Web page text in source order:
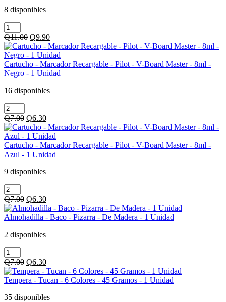
-
Board
Master
-
Negro
-
Punta
-
Unidad
cantidad
8 disponibles
Marcador
-
Pizarra
-
Recargable
-
Pilot
-
Board
Master
-
Azul
-
Punta
-
Unidad
cantidad
Q11.00 Original
price
was:
Q11.00.
Q9.90Current
price
is:
Q9.90.
Cartucho - Marcador Recargable - Pilot - V-Board Master - 8ml -
Negro - 1 Unidad
16 disponibles
Cartucho
-
Marcador
Recargable
-
Pilot
V-
Master
-
8ml
-
-
Unidad
cantidad
Q7.00 Original
price
was:
Q7.00.
Q6.30Current
price
is:
Q6.30.
Cartucho - Marcador Recargable - Pilot - V-Board Master - 8ml -
Azul - 1 Unidad
9 disponibles
Cartucho
-
Marcador
Recargable
Pilot
V-
Board
Master
-
-
Q7.00 Original
price
was:
Q6.30Current
price
is:
Almohadilla - Baco - Pizarra - De Madera - 1 Unidad
2 disponibles
Almohadilla
-
Baco
-
Pizarra
-
Q7.00 Original
price
was:
Q6.30Current
price
is:
Tempera - Tucan - 6 Colores - 45 Gramos - 1 Unidad
35 disponibles